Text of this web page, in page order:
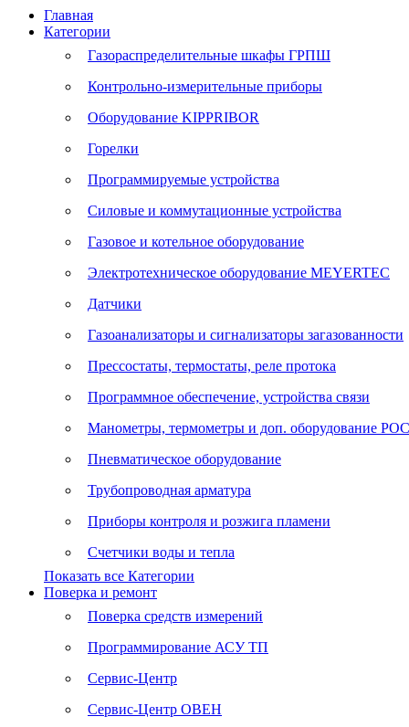
Главная
Категории
Газораспределительные шкафы ГРПШ
Контрольно-измерительные приборы
Оборудование KIPPRIBOR
Горелки
Программируемые устройства
Силовые и коммутационные устройства
Газовое и котельное оборудование
Электротехническое оборудование MEYERTEC
Датчики
Газоанализаторы и сигнализаторы загазованности
Прессостаты, термостаты, реле протока
Программное обеспечение, устройства связи
Манометры, термометры и доп. оборудование
Пневматическое оборудование
Трубопроводная арматура
Приборы контроля и розжига пламени
Счетчики воды и тепла
Показать все Категории
Поверка и ремонт
Поверка средств измерений
Программирование АСУ ТП
Сервис-Центр
Сервис-Центр ОВЕН